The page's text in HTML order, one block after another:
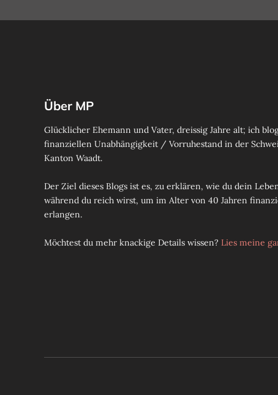
Über MP
Glücklicher Ehemann und Vater, dreissig Jahre alt; ich
finanziellen Unabhängigkeit / Vorruhestand in der
Kanton Waadt.
Der Ziel dieses Blogs ist es, zu erklären, wie du dein
während du reich wirst, um im Alter von 40 Jahren
erlangen.
Möchtest du mehr knackige Details wissen? Lies meine